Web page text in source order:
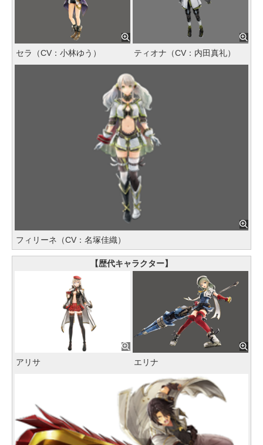
セラ（CV：小林ゆう） ティオナ（CV：内田真礼）
フィリーネ（CV：名塚佳織）
【歴代キャラクター】
アリサ エリナ